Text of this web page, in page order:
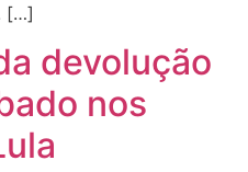
[…]
devolução
nos